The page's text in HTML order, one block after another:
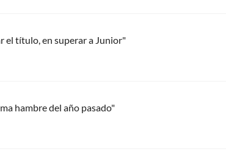
el título, en superar a Junior"
hambre del año pasado"